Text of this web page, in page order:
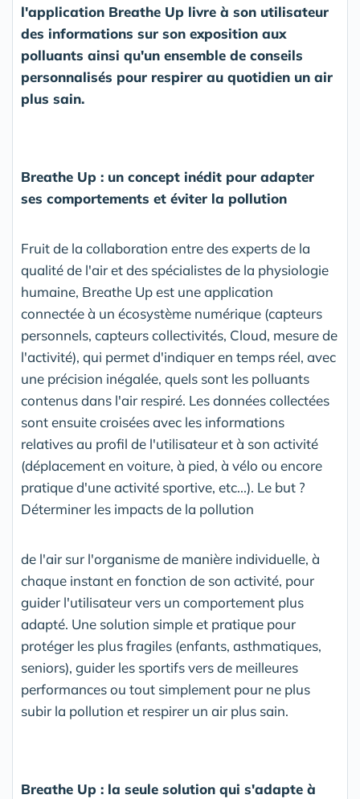
l'application Breathe Up livre à son utilisateur
des informations sur son exposition aux
polluants ainsi qu'un ensemble de conseils
personnalisés pour respirer au quotidien un air
plus sain.
Breathe Up : un concept inédit pour adapter
ses comportements et éviter la pollution
Fruit de la collaboration entre des experts de la
qualité de l'air et des spécialistes de la physiologie
humaine, Breathe Up est une application
connectée à un écosystème numérique (capteurs
personnels, capteurs collectivités, Cloud, mesure de
l'activité), qui permet d'indiquer en temps réel, avec
une précision inégalée, quels sont les polluants
contenus dans l'air respiré. Les données collectées
sont ensuite croisées avec les informations
relatives au profil de l'utilisateur et à son activité
(déplacement en voiture, à pied, à vélo ou encore
pratique d'une activité sportive, etc...). Le but ?
Déterminer les impacts de la pollution
de l'air sur l'organisme de manière individuelle, à
chaque instant en fonction de son activité, pour
guider l'utilisateur vers un comportement plus
adapté. Une solution simple et pratique pour
protéger les plus fragiles (enfants, asthmatiques,
seniors), guider les sportifs vers de meilleures
performances ou tout simplement pour ne plus
subir la pollution et respirer un air plus sain.
Breathe Up : la seule solution qui s'adapte à